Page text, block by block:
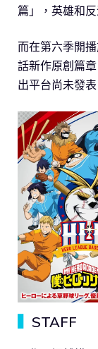
篇」，英雄和
而在第六季開
話新作原創篇
出平台尚未發表
STAFF